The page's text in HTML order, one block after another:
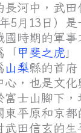
河中，武田
5月13日）
國時期的軍
「甲斐之虎
山梨縣的首
心，也是文
士山腳下，
東平原和京
武田信玄的